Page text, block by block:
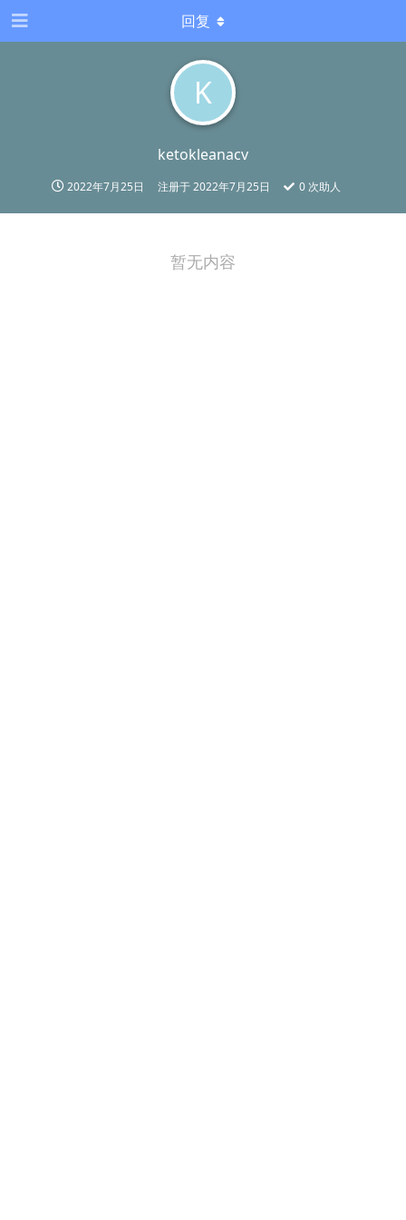
K
ketokleanacv
2022年7月25日 注册于2022年7月25日 0 次助人
回复
暂无内容